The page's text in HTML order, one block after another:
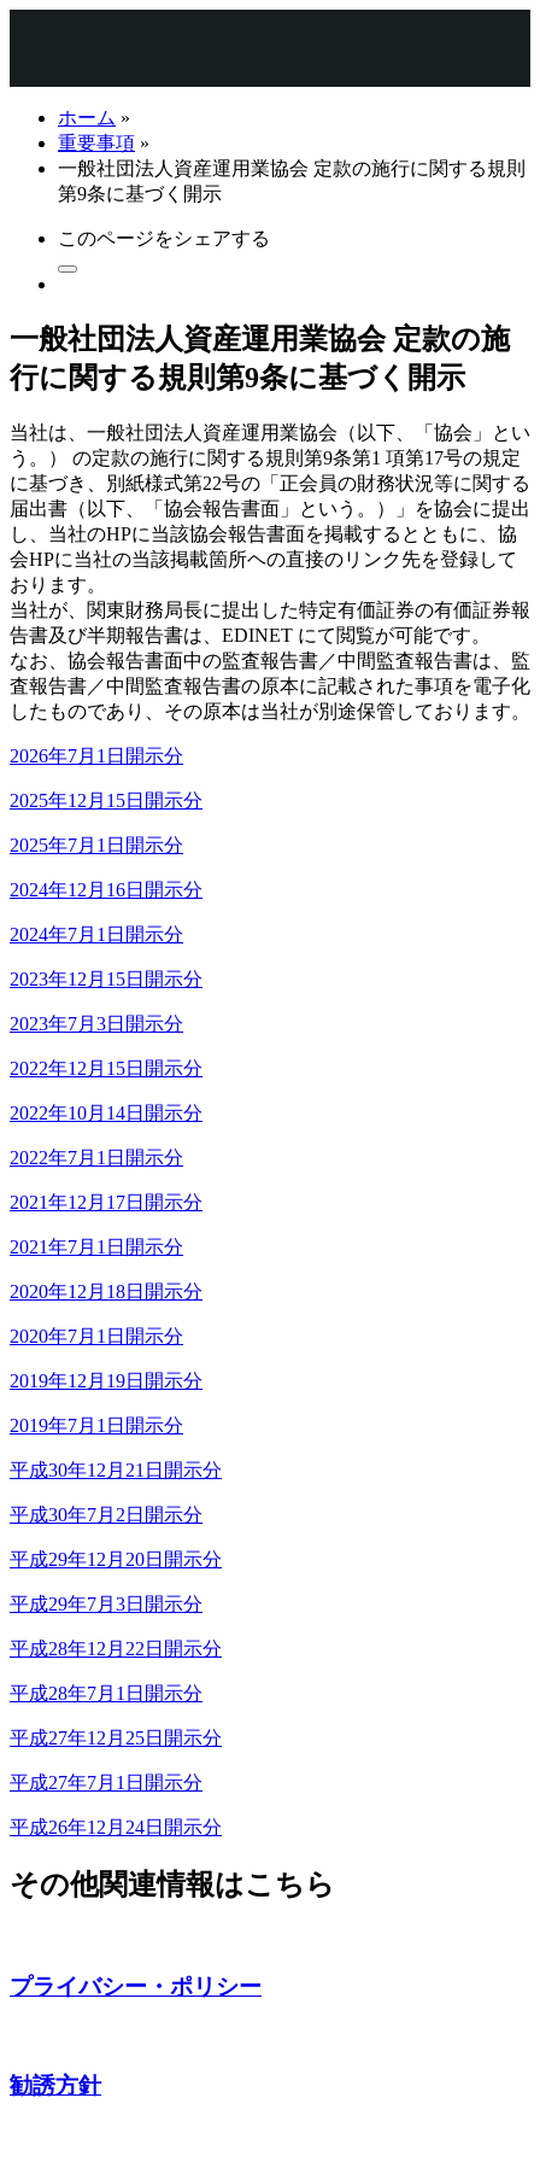
ホーム »
重要事項 »
一般社団法人資産運用業協会 定款の施行に関する規則
第9条に基づく開示
このページをシェアする
一般社団法人資産運用業協会 定款の施
行に関する規則第9条に基づく開示
当社は、一般社団法人資産運用業協会（以下、「協会」とい
う。） の定款の施行に関する規則第9条第1 項第17号の規定
に基づき、別紙様式第22号の「正会員の財務状況等に関する
届出書（以下、「協会報告書面」という。）」を協会に提出
し、当社のHPに当該協会報告書面を掲載するとともに、協
会HPに当社の当該掲載箇所ヘの直接のリンク先を登録して
おります。
当社が、関東財務局長に提出した特定有価証券の有価証券報
告書及び半期報告書は、EDINET にて閲覧が可能です。
なお、協会報告書面中の監査報告書／中間監査報告書は、監
査報告書／中間監査報告書の原本に記載された事項を電子化
したものであり、その原本は当社が別途保管しております。
2026年7月1日開示分
2025年12月15日開示分
2025年7月1日開示分
2024年12月16日開示分
2024年7月1日開示分
2023年12月15日開示分
2023年7月3日開示分
2022年12月15日開示分
2022年10月14日開示分
2022年7月1日開示分
2021年12月17日開示分
2021年7月1日開示分
2020年12月18日開示分
2020年7月1日開示分
2019年12月19日開示分
2019年7月1日開示分
平成30年12月21日開示分
平成30年7月2日開示分
平成29年12月20日開示分
平成29年7月3日開示分
平成28年12月22日開示分
平成28年7月1日開示分
平成27年12月25日開示分
平成27年7月1日開示分
平成26年12月24日開示分
その他関連情報はこちら
プライバシー・ポリシー
勧誘方針